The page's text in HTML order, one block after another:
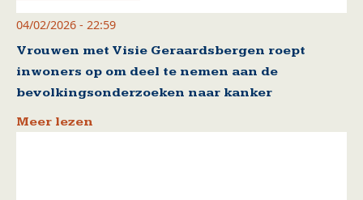
04/02/2026 - 22:59
Vrouwen met Visie Geraardsbergen roept
inwoners op om deel te nemen aan de
bevolkingsonderzoeken naar kanker
Meer lezen